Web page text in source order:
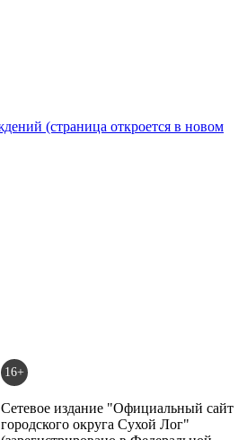
16+
Сетевое издание "Официальный сайт
городского округа Сухой Лог"